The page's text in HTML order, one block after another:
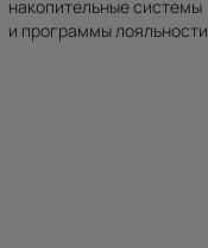
накопительные системы
и программы лояльности